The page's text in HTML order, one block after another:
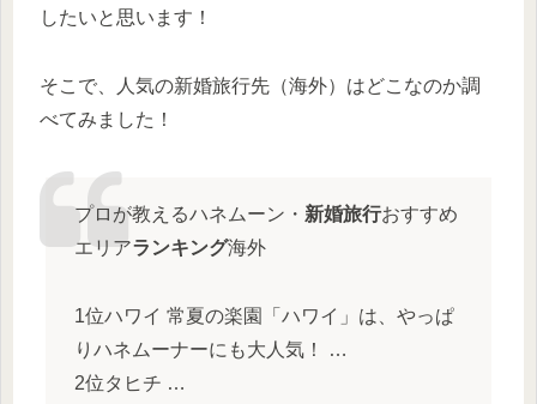
したいと思います！
そこで、人気の新婚旅行先（海外）はどこなのか調
べてみました！
プロが教えるハネムーン・ 新婚旅行おすすめ
エリアランキング海外
1位ハワイ 常夏の楽園「ハワイ」は、やっぱ
りハネムーナーにも大人気！ …
2位タヒチ …